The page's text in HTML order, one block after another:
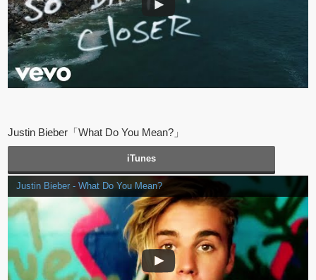
Justin Bieber「What Do You Mean?」
iTunes
Justin Bieber - What Do You Mean?